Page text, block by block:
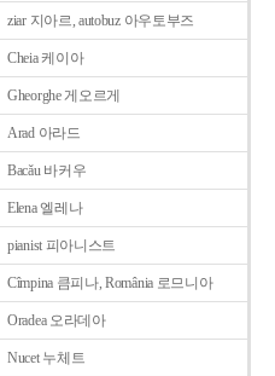
ziar 지아르, autobuz 아우토부즈
Cheia 케이아
Gheorghe 게오르게
Arad 아라드
Bacǎu 바커우
Elena 엘레나
pianist 피아니스트
Cîmpina 큼피나, România 로므니아
Oradea 오라데아
Nucet 누체트